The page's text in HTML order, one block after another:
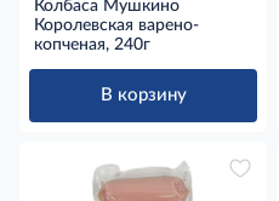
Колбаса Мушкино
Королевская варено-
копченая, 240г
В корзину